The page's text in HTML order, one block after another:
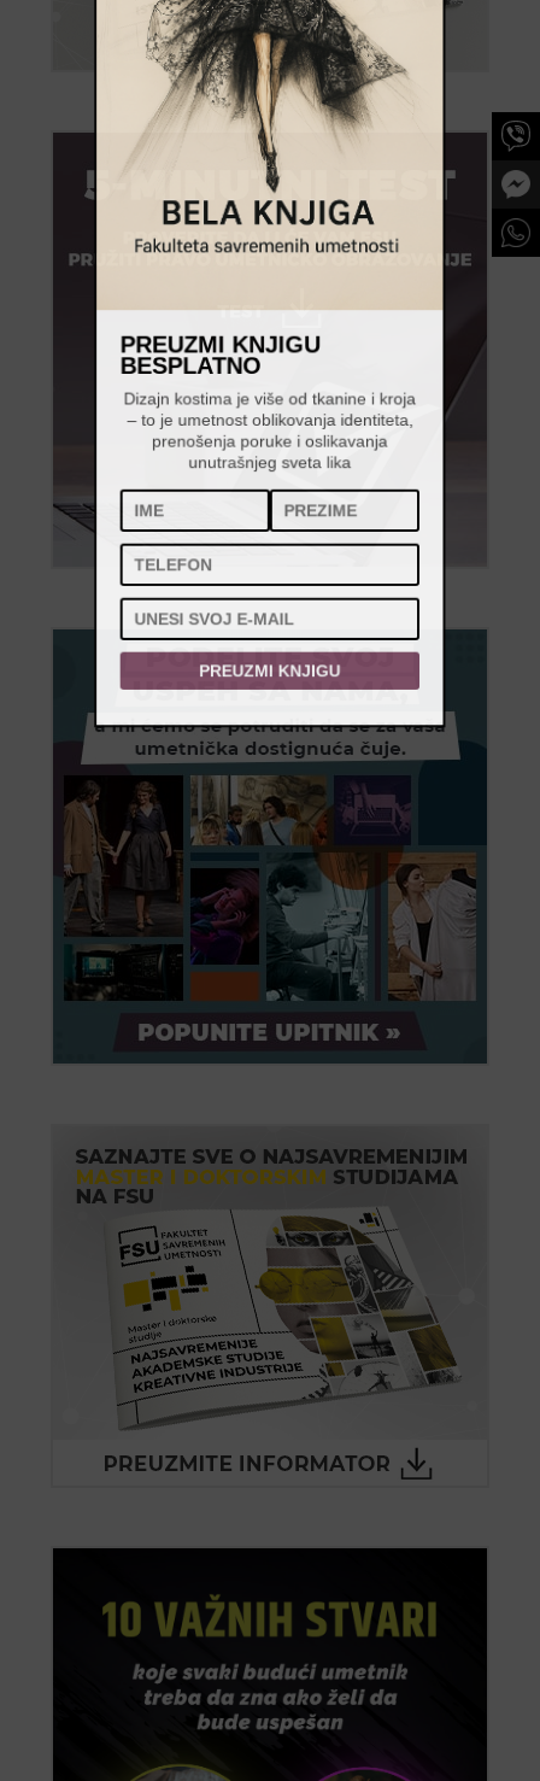
PREUZMI KNJIGU
BESPLATNO
Dizajn kostima je više od tkanine i kroja
– to je umetnost oblikovanja identiteta,
prenošenja poruke i oslikavanja
unutrašnjeg sveta lika
PREUZMI KNJIGU